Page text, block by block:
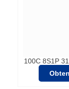
100C 8S1P